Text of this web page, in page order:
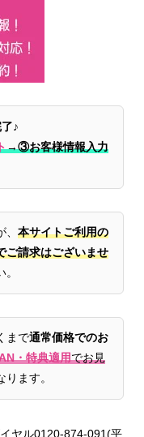
♪
→③お客様情報入力
本サイトご利用の
ご請求はございませ
まで通常価格でのお
・特典適用でお見
ります。
ヤル0120-874-091(平